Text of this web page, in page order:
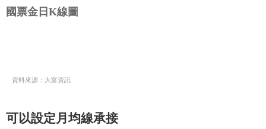
國票金日K線圖
資料來源：大富資訊
可以設定月均線承接